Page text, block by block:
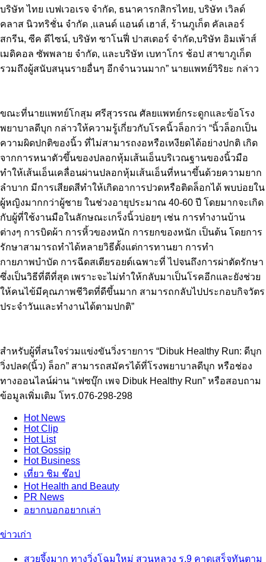
บริษัท ไทย เบฟเวอเรจ จำกัด, ธนาคารกสิกรไทย, บริษัท เวิลด์
คลาส นิวทริชั่น จำกัด ,แลนด์ แอนด์ เฮาส์, ร้านภูเก็ต คัลเลอร์
สกรีน, ซีค ดีไซน์, บริษัท ซาโนฟี่ ปาสเตอร์ จำกัด,บริษัท อิมเพ้าส์
เมดิคอล ซัพพลาย จำกัด, และบริษัท เบทาโกร ช้อป สาขาภูเก็ต
รวมถึงผู้สนับสนุนรายอื่นๆ อีกจำนวนมาก” นายแพทย์วิริยะ กล่าว
ขณะที่นายแพทย์โกสุม ศรีสุวรรณ ศัลยแพทย์กระดูกและข้อโรง
พยาบาลดีบุก กล่าวให้ความรู้เกี่ยวกับโรคนิ้วล็อกว่า “นิ้วล็อกเป็น
ความผิดปกติของนิ้ว ที่ไม่สามารถงอหรือเหงียดได้อย่างปกติ เกิด
จากการหนาตัวขึ้นของปลอกหุ้มเส้นเอ็นบริเวณฐานของนิ้วมือ
ทำให้เส้นเอ็นเคลื่อนผ่านปลอกหุ้มเส้นเอ็นที่หนาขึ้นด้วยความยาก
ลำบาก มีการเสียดสีทำให้เกิดอาการปวดหรือติดล็อกได้ พบบ่อยใน
ผู้หญิงมากกว่าผู้ชาย ในช่วงอายุประมาณ 40-60 ปี โดยมากจะเกิด
กับผู้ที่ใช้งานมือในลักษณะเกร็งนิ้วบ่อยๆ เช่น การทำงานบ้าน
ต่างๆ การบิดผ้า การหิ้วของหนัก การยกของหนัก เป็นต้น โดยการ
รักษาสามารถทำได้หลายวิธีตั้งแต่การทานยา การทำ
กายภาพบำบัด การฉีดสเตียรอยด์เฉพาะที่ ไปจนถึงการผ่าตัดรักษา
ซึ่งเป็นวิธีที่ดีที่สุด เพราะจะไม่ทำให้กลับมาเป็นโรคอีกและยังช่วย
ให้คนไข้มีคุณภาพชีวิตที่ดีขึ้นมาก สามารถกลับไปประกอบกิจวัตร
ประจำวันและทำงานได้ตามปกติ”
สำหรับผู้ที่สนใจร่วมแข่งขันวิ่งรายการ “Dibuk Healthy Run: ดีบุก
วิ่งปลด(นิ้ว) ล็อก” สามารถสมัครได้ที่โรงพยาบาลดีบุก หรือช่อง
ทางออนไลน์ผ่าน “เฟซบุ๊ก เพจ Dibuk Healthy Run” หรือสอบถาม
ข้อมูลเพิ่มเติม โทร.076-298-298
HotNews
HotClip
HotList
HotGossip
HotBusiness
เที่ยว ชิม ช๊อป
HotHealth and Beauty
PR News
อยากบอกอยากเล่า
ข่าวเก่า
สวยจึ้งมาก ทางวิ่งโฉมใหม่ สวนหลวง ร.9 คาดเสร็จทันตาม